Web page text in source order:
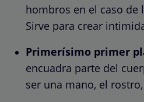
hombros en el caso de
Sirve para crear
Primerísimo primer
encuadra parte del
ser una mano, el